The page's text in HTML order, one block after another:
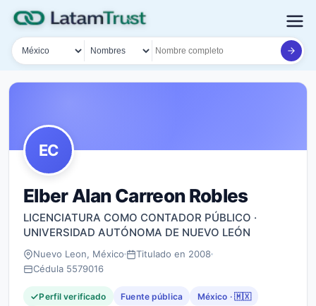
País
Tipo de búsqueda
Nombre o documento
EC
Elber Alan Carreon Robles
LICENCIATURA COMO CONTADOR PÚBLICO ·
UNIVERSIDAD AUTÓNOMA DE NUEVO LEÓN
Nuevo Leon, México
Titulado en 2008
Cédula 5579016
Perfil verificado Fuente pública México · 🇲🇽